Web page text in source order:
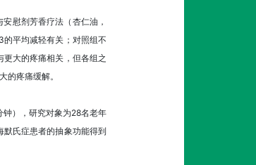
慰剂芳香疗法（杏仁油，
平均减轻有关；对照组不
大的疼痛相关，但各组之
的疼痛缓解。
），研究对象为28名老年
氏症患者的抽象功能得到